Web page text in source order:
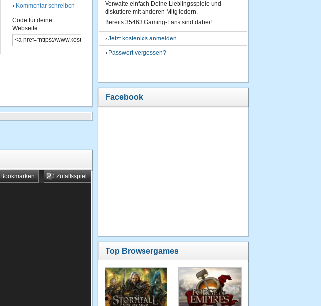
› Kommentar schreiben
Code für deine
Webseite:
Zufallsspiel
Bookmarken
Verwalte einfach Deine Lieblingsspiele und
diskutiere mit anderen Mitgliedern.
Bereits 35463 Gaming-Fans sind dabei!
› Jetzt kostenlos anmelden
› Passwort vergessen?
Facebook
Top Browsergames